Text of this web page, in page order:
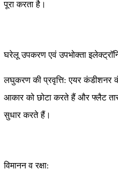
पूरा करता है।
घरेलू उपकरण एवं उपभोक्ता
लघुकरण की प्रवृत्ति: एयर कंडीशनर
आकार को छोटा करते हैं और फ्लैट
सुधार करते हैं।
विमानन व रक्षा: